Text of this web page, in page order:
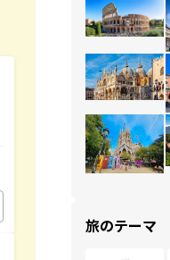
旅のテーマ